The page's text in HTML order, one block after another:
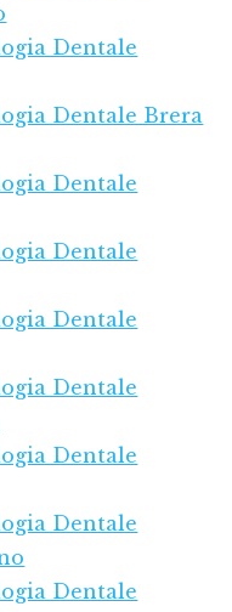
Dentale
Dentale Brera
Dentale
Dentale
Dentale
Dentale
Dentale
Dentale
Dentale